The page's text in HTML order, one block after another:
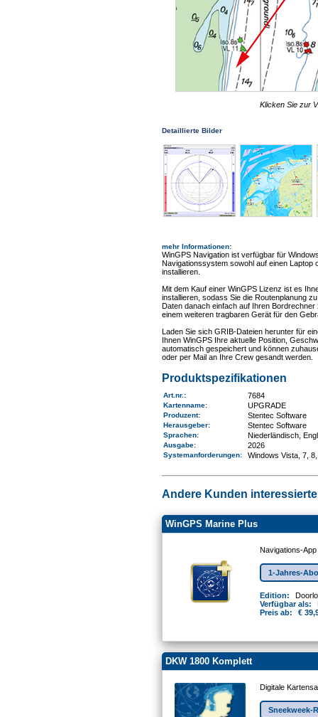
Klicken Sie zur
Detaillierte Bilder
mehr Informationen:
WinGPS Navigation ist verfügbar für
Navigationssystem sowohl auf einen Laptop
installieren.
Mit dem Kauf einer WinGPS Lizenz ist es
installieren, sodass Sie die Routenplanung
Daten danach einfach auf Ihren
einem weiteren tragbaren Gerät für den
Laden Sie sich GRIB-Dateien herunter für
Ihnen WinGPS Ihre aktuelle Position,
automatisch gespeichert und können
oder per Mail an Ihre Crew gesandt werden.
Produktspezifikationen
Art.nr. : 7684
Kartenname: UPGRADE
Produzent: Stentec Software
Herausgeber: Stentec Software
Sprachen: Niederländisch,
Ausgabe: 2026
Systemanforderungen: Windows Vista, 7,
Andere Kunden
WinGPS Marine Plus
Navigations-
1-Jahres-
Edition:
Verfügbar als:
Preis ab:
€
DKW 1800 Komplett
Digitale
Sneekweek-